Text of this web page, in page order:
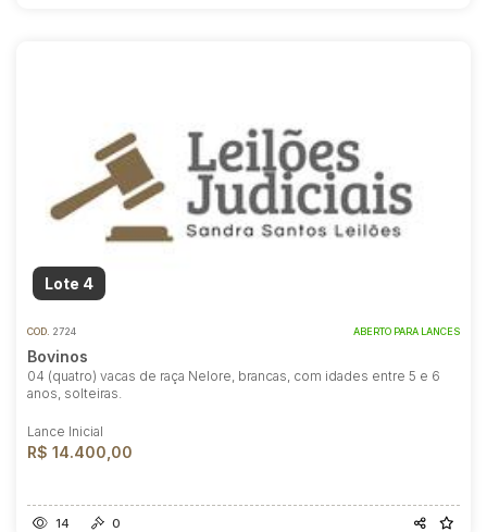
Lote 4
COD. 2724 ABERTO PARA LANCES
Bovinos
04 (quatro) vacas de raça Nelore, brancas, com idades entre 5 e 6
anos, solteiras.
Lance Inicial
R$ 14.400,00
14 0